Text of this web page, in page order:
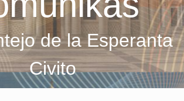
de la Esperanta
Civito